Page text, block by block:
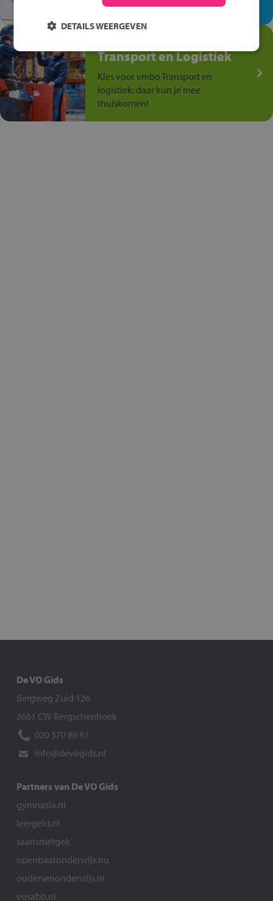
anders is!
Transport en Logistiek
Kies voor vmbo Transport en
logistiek: daar kun je mee
thuiskomen!
De VO Gids
Bergweg Zuid 126
2661 CW Bergschenhoek
020 570 89 81
info@devogids.nl
Partners van De VO Gids
gymnasia.nl
leergeld.nl
saarisnietgek
openbaaronderwijs.nu
oudersenonderwijs.nl
vosabb.nl
DETAILS WEERGEVEN